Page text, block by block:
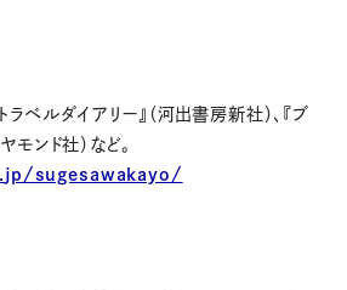
ベルダイアリー』（河出書房新社）、『ブ
モンド社）など。
. jp/sugesawakayo/